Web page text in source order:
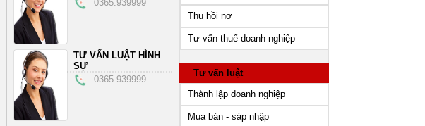
0365.939999
TƯ VẤN LUẬT HÌNH
SỰ
0365.939999
Thu hồi nợ
Tư vấn thuế doanh nghiệp
Tư vấn luật
Thành lập doanh nghiệp
Mua bán - sáp nhập